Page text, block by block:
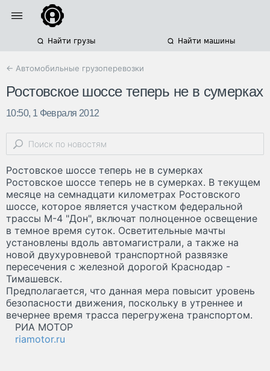
Найти грузы Найти машины
← Автомобильные грузоперевозки
Ростовское шоссе теперь не в сумерках
10:50, 1 Февраля 2012
Ростовское шоссе теперь не в сумерках
Ростовское шоссе теперь не в сумерках. В текущем
месяце на семнадцати километрах Ростовского
шоссе, которое является участком федеральной
трассы М-4 "Дон", включат полноценное освещение
в темное время суток. Осветительные мачты
установлены вдоль автомагистрали, а также на
новой двухуровневой транспортной развязке
пересечения с железной дорогой Краснодар -
Тимашевск.
Предполагается, что данная мера повысит уровень
безопасности движения, поскольку в утреннее и
вечернее время трасса перегружена транспортом.
РИА МОТОР
riamotor.ru